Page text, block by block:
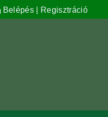
Belépés | Regisztráció